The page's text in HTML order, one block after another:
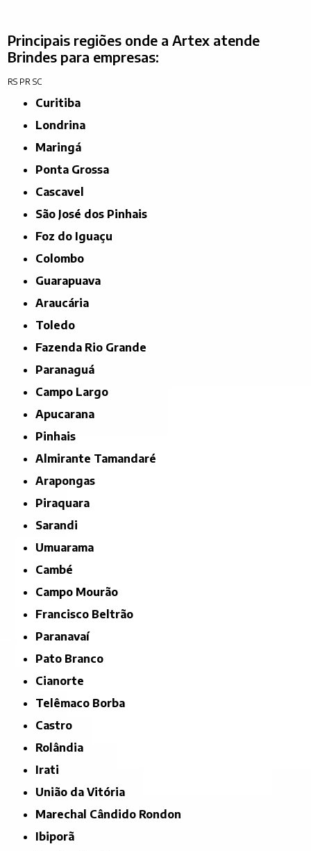
Principais regiões onde a Artex atende
Brindes para empresas:
RS PR SC
Curitiba
Londrina
Maringá
Ponta Grossa
Cascavel
São José dos Pinhais
Foz do Iguaçu
Colombo
Guarapuava
Araucária
Toledo
Fazenda Rio Grande
Paranaguá
Campo Largo
Apucarana
Pinhais
Almirante Tamandaré
Arapongas
Piraquara
Sarandi
Umuarama
Cambé
Campo Mourão
Francisco Beltrão
Paranavaí
Pato Branco
Cianorte
Telêmaco Borba
Castro
Rolândia
Irati
União da Vitória
Marechal Cândido Rondon
Ibiporã